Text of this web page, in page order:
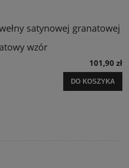
satynowej granatowej
wzór
101,90 zł
DO KOSZYKA